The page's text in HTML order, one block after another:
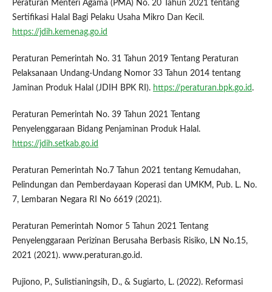
Peraturan Menteri Agama (PMA) No. 20 Tahun 2021 tentang
Sertifikasi Halal Bagi Pelaku Usaha Mikro Dan Kecil.
https://jdih.kemenag.go.id
Peraturan Pemerintah No. 31 Tahun 2019 Tentang Peraturan
Pelaksanaan Undang-Undang Nomor 33 Tahun 2014 tentang
Jaminan Produk Halal (JDIH BPK RI). https://peraturan.bpk.go.id .
Peraturan Pemerintah No. 39 Tahun 2021 Tentang
Penyelenggaraan Bidang Penjaminan Produk Halal.
https://jdih.setkab.go.id
Peraturan Pemerintah No.7 Tahun 2021 tentang Kemudahan,
Pelindungan dan Pemberdayaan Koperasi dan UMKM, Pub. L. No.
7, Lembaran Negara RI No 6619 (2021).
Peraturan Pemerintah Nomor 5 Tahun 2021 Tentang
Penyelenggaraan Perizinan Berusaha Berbasis Risiko, LN No.15,
2021 (2021). www.peraturan.go.id.
Pujiono, P., Sulistianingsih, D., & Sugiarto, L. (2022). Reformasi